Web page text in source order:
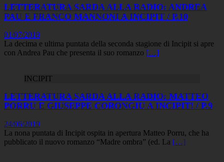
LETTERATURA SARDA ALLA RADIO: ANDREA
PAU E FRANCO MANNONI A INCIPIT / P.10
01/07/2019
La decima e ultima puntata della seconda stagione di Incipit si apre
con Andrea Pau che presenta il suo romanzo […]
INCIPIT
LETTERATURA SARDA ALLA RADIO: MATTEO
PORRU E GIUSEPPE CORONGIU A INCIPIT! / P.9
24/06/2019
La nona puntata di Incipit ospita in apertura Matteo Porru, che ha
pubblicato il nuovo romanzo “Madre ombra” (ed. La […]